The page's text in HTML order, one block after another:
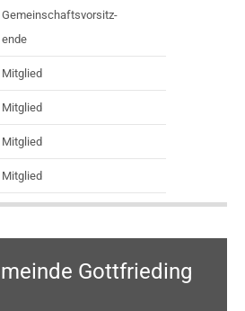
Ge­mein­schafts­vor­sitz­
ende
Mitglied
Mitglied
Mitglied
Mitglied
Gottfrieding